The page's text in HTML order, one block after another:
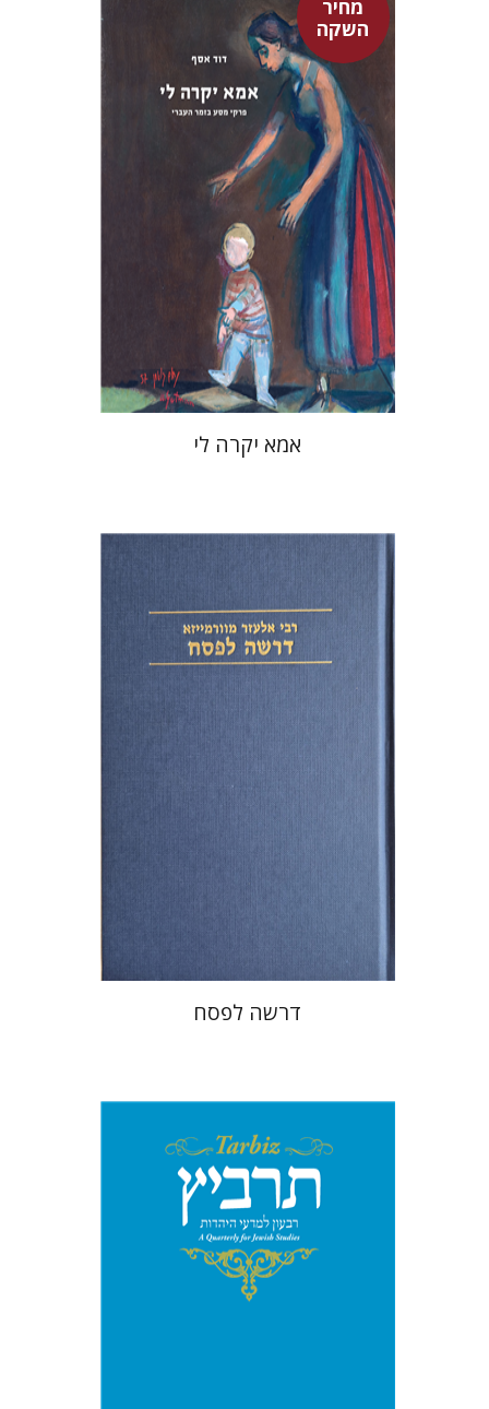
מחיר
השקהדוד אסף
מחיר השקה
$53
$37
אמא יקרה לי
אלעזר מוורמייזא
דרשה לפסח